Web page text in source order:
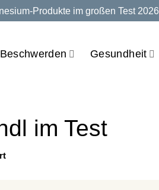
Produkte im großen Test 2026
Beschwerden Gesundheit
im Test